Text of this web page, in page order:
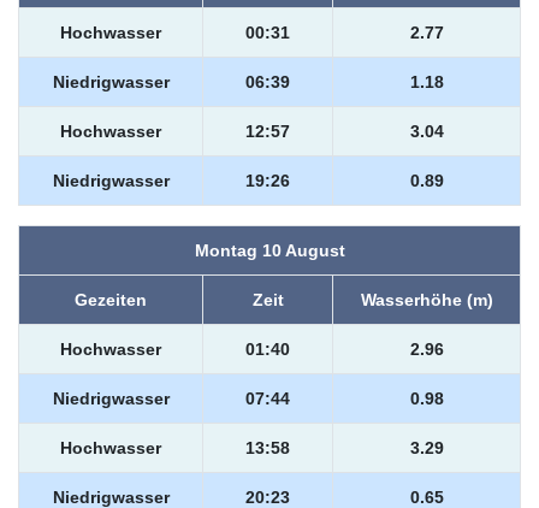
Hochwasser 00:31 2.77
Niedrigwasser 06:39 1.18
Hochwasser 12:57 3.04
Niedrigwasser 19:26 0.89
Montag 10 August
Gezeiten Zeit Wasserhöhe (m)
Hochwasser 01:40 2.96
Niedrigwasser 07:44 0.98
Hochwasser 13:58 3.29
Niedrigwasser 20:23 0.65